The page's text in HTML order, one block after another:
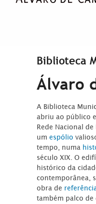
Biblioteca
Álvaro
A Biblioteca
abriu ao público
Rede Nacional
umespólio
tempo, numa
século XIX. O
histórico da
contemporânea,
obra de
também palco de